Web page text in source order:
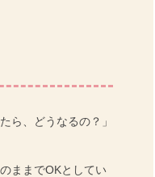
ら、どうなるの？」
ままでOKとしてい